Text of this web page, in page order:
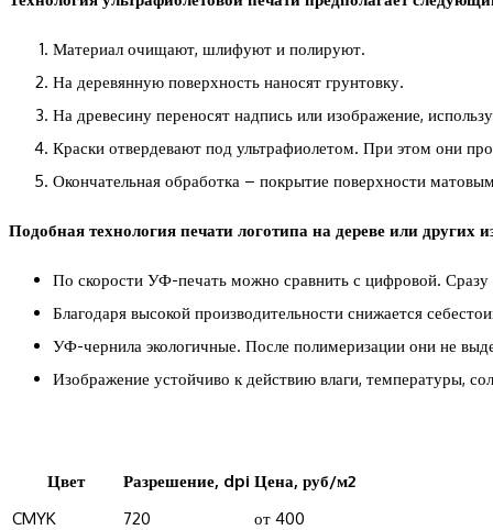
Материал очищают, шлифуют и полируют.
На деревянную поверхность наносят грунтовку.
На древесину переносят надпись или изображение,
Краски отвердевают под ультрафиолетом. При этом они
Окончательная обработка – покрытие поверхности
Подобная технология печати логотипа на дереве или других
По скорости УФ-печать можно сравнить с цифровой. Сразу
Благодаря высокой производительности снижается
УФ-чернила экологичные. После полимеризации они не
Изображение устойчиво к действию влаги, температуры,
Цвет Разрешение, dpi Цена, руб/м2
CMYK
720
от 400